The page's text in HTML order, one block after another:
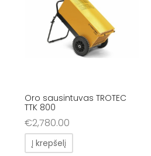
Oro sausintuvas TROTEC
TTK 800
€2,780.00
Į krepšelį